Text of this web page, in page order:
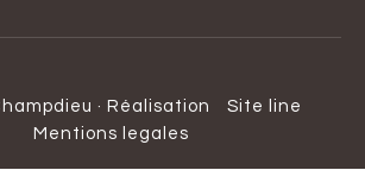
· Réalisation
Site line
Mentions legales